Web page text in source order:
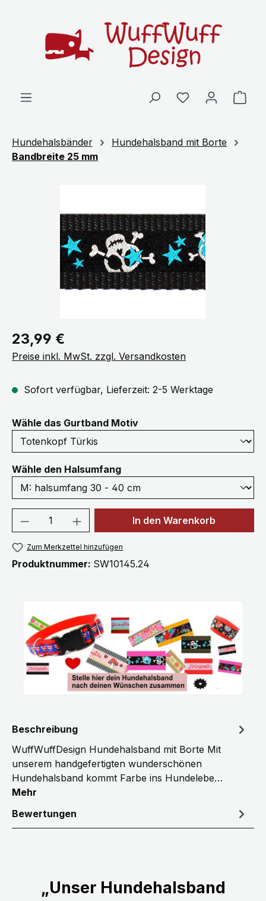
Hundehalsbänder
Hundehalsband mit Borte
Bandbreite 25 mm
Regulärer Preis:
23,99 €
Preise inkl. MwSt. zzgl. Versandkosten
Sofort verfügbar, Lieferzeit: 2-5 Werktage
Wähle das Gurtband Motivauswählen
Wähle den Halsumfangauswählen
Produkt Anzahl: Gib denIn den Warenkorb
Zum Merkzettel hinzufügen
Produktnummer: SW10145.24
Beschreibung
WuffWuffDesign Hundehalsband mit Borte Mit
unserem handgefertigten wunderschönen
Hundehalsband kommt Farbe ins Hundelebe…
Mehr
Bewertungen
„Unser Hundehalsband